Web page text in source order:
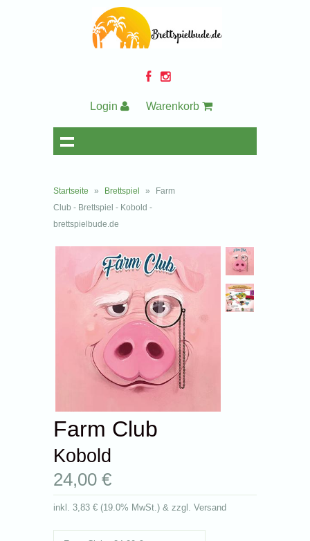
Login Warenkorb
Startseite » Brettspiel »
Farm
Club - Brettspiel - Kobold -
brettspielbude.de
Farm Club
Kobold
24,00 €
inkl.3,83 € (19.0% MwSt.) & zzgl. Versand